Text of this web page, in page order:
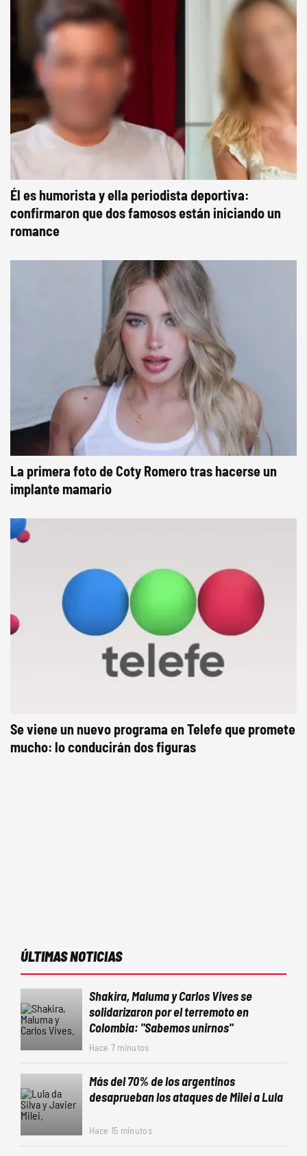
Él es humorista y ella periodista deportiva:
confirmaron que dos famosos están iniciando un
romance
La primera foto de Coty Romero tras hacerse un
implante mamario
Se viene un nuevo programa en Telefe que promete
mucho: lo conducirán dos figuras
ÚLTIMAS NOTICIAS
Shakira, Maluma y Carlos Vives se
solidarizaron por el terremoto en
Colombia: "Sabemos unirnos"
Hace 7 minutos
Más del 70% de los argentinos
desaprueban los ataques de Milei a Lula
Hace 15 minutos